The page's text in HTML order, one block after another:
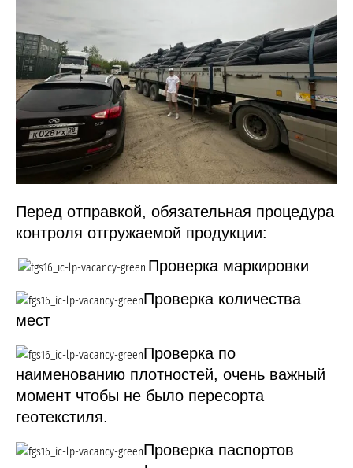
Перед отправкой, обязательная процедура
контроля отгружаемой продукции:
Проверка маркировки
Проверка количества
мест
Проверка по
наименованию плотностей, очень важный
момент чтобы не было пересорта
геотекстиля.
Проверка паспортов